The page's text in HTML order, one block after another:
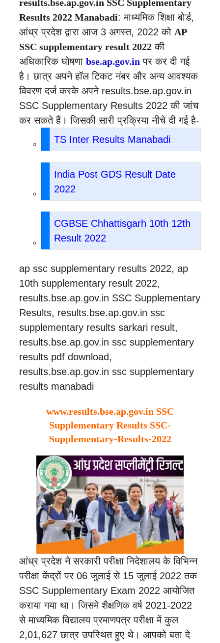
results.bse.ap.gov.in SSC Supplementary
Results 2022 Manabadi: माध्यमिक शिक्षा बोर्ड,
आंध्र प्रदेश द्वारा आज 3 अगस्त, 2022 को AP
SSC supplementary result 2022 की
अधिकारिक घोषणा bse.ap.gov.in पर कर दी गई
है। छात्र अपने हॉल टिकट नंबर और अन्य आवश्यक
विवरण दर्ज करके अपने results.bse.ap.gov.in
SSC Supplementary Results 2022 की जांच
कर सकते हैं। जिसकी सारी प्रक्रिया नीचे दी गई है-
TS Inter Results Manabadi
India Post GDS Result Date
2022
CGBSE Chhattisgarh 10th 12th
Result 2022
ap ssc supplementary results 2022, ap
10th supplementary result 2022,
results.bse.ap.gov.in SSC Supplementary
Results, results.bse.ap.gov.in ssc
supplementary results sarkari result,
results.bse.ap.gov.in ssc supplementary
results pdf download,
results.bse.ap.gov.in ssc supplementary
results manabadi
www.results.bse.ap.gov.in SSC
Supplementary Results SSC-
Supplementary-Results-2022
आंध्र प्रदेश ने सरकारी परीक्षा निदेशालय के विभिन्न
परीक्षा केंद्रों पर 06 जुलाई से 15 जुलाई 2022 तक
SSC Supplementary Exam 2022 आयोजित
कराया गया था। जिसमे शैक्षणिक वर्ष 2021-2022
से माध्यमिक विद्यालय प्रमाणपत्र परीक्षा में कुल
2,01,627 छात्र उपस्थित हुए थे। आपको बता दे